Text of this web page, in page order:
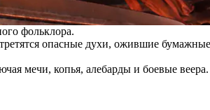
фольклора.
опасные духи, ожившие
мечи, копья, алебарды и боевые веера.